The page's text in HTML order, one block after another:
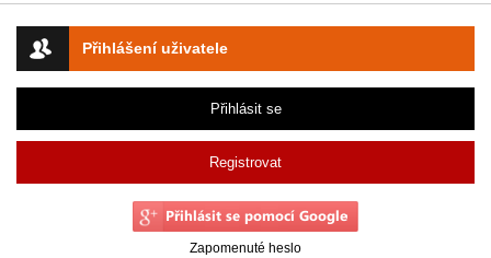
Přihlášení uživatele
Přihlásit se
Registrovat
Zapomenuté heslo